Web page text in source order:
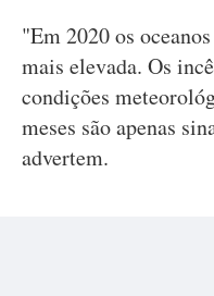
"Em 2020 os
mais elevada. Os
condições
meses são apenas
advertem.